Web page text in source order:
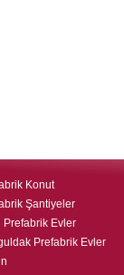
Konut
Şantiyeler
Prefabrik Evler
Prefabrik Evler